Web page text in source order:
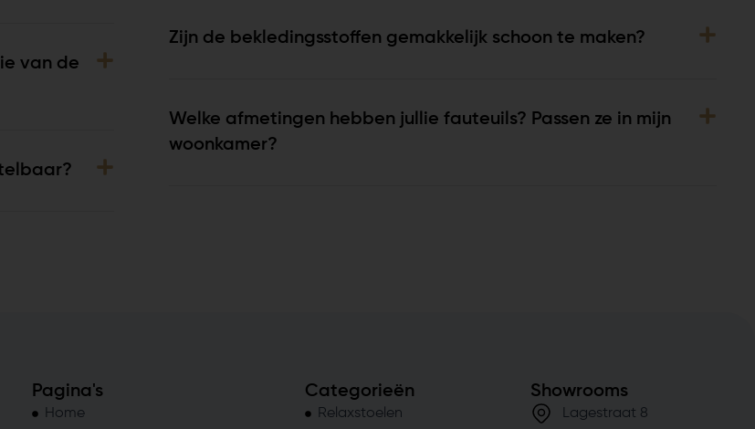
van de
Zijn de bekledingsstoffen gemakkelijk schoon te maken?
Welke afmetingen hebben jullie fauteuils? Passen ze in mijn
woonkamer?
Pagina's
Home
Categorieën
Relaxstoelen
Showrooms
Lagestraat 8